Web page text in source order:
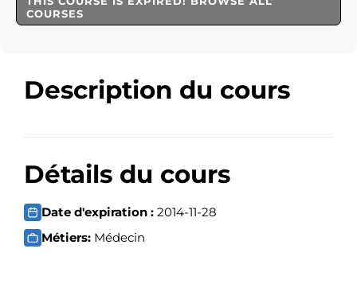
Description du cours
Détails du cours
Date d'expiration : 2014-11-28
Métiers: Médecin
COURSES